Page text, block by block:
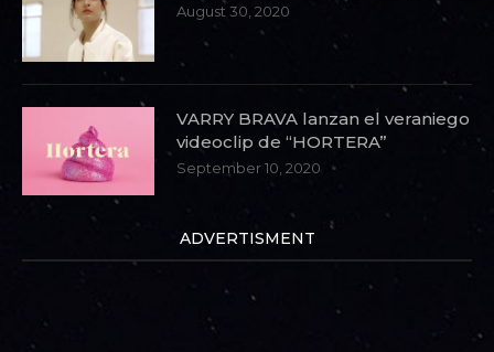
August 30, 2020
VARRY BRAVA lanzan el veraniego
videoclip de “HORTERA”
September 10, 2020
ADVERTISMENT